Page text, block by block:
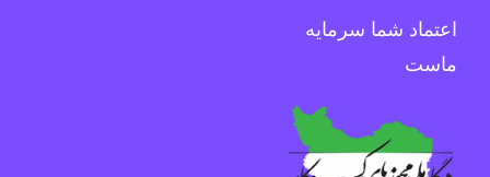
اعتماد شما سرمایه
ماست